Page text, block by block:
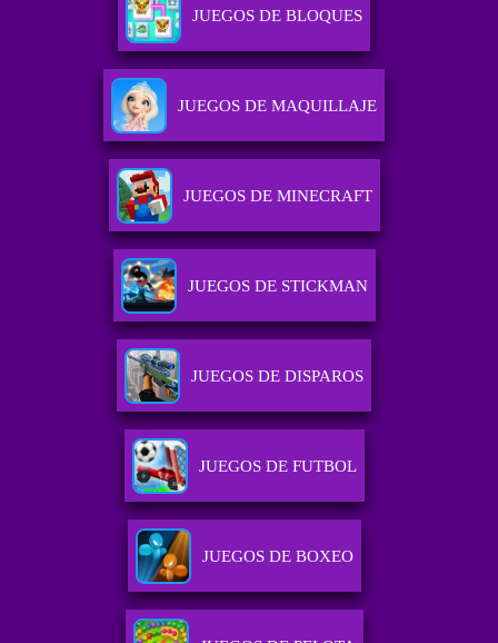
JUEGOS DE BLOQUES
JUEGOS DE MAQUILLAJE
JUEGOS DE MINECRAFT
JUEGOS DE STICKMAN
JUEGOS DE DISPAROS
JUEGOS DE FUTBOL
JUEGOS DE BOXEO